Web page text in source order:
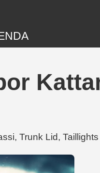
Trunk Lid,